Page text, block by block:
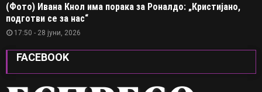
(Фото) Ивана Кнол има порака за Роналдо: „Кристијано,
подготви се за нас“
17:50 - 28 јуни, 2026
FACEBOOK